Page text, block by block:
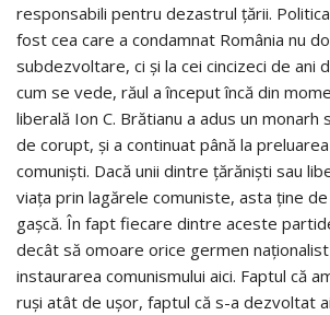
responsabili pentru dezastrul țării.
fost cea care a condamnat România nu
subdezvoltare, ci și la cei cincizeci de ani
cum se vede, răul a început încă din
liberală Ion C. Brătianu a adus un
de corupt, și a continuat până la
comuniști. Dacă unii dintre țărăniști sau
viața prin lagărele comuniste, asta ține
gașcă. În fapt fiecare dintre aceste
decât să omoare orice germen
instaurarea comunismului aici. Faptul că
ruși atât de ușor, faptul că s-a dezvoltat